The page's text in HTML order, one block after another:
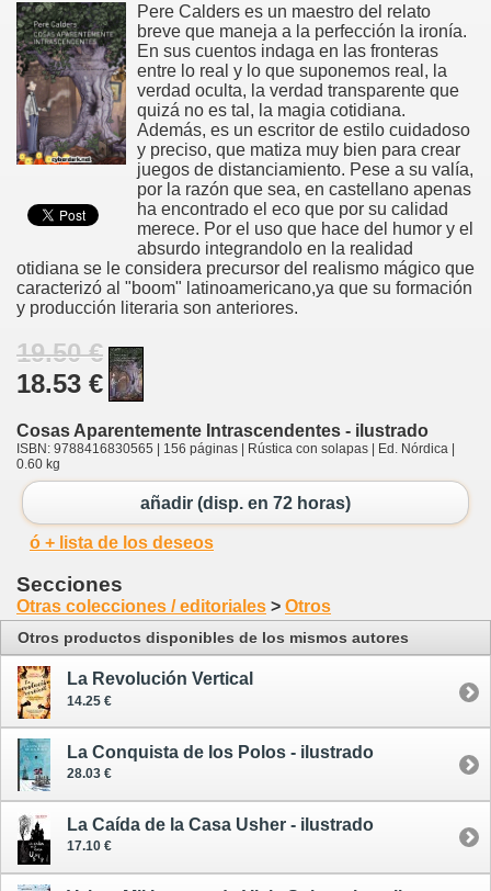
Pere Calders es un maestro del relato
breve que maneja a la perfección la ironía.
En sus cuentos indaga en las fronteras
entre lo real y lo que suponemos real, la
verdad oculta, la verdad transparente que
quizá no es tal, la magia cotidiana.
Además, es un escritor de estilo cuidadoso
y preciso, que matiza muy bien para crear
juegos de distanciamiento. Pese a su valía,
por la razón que sea, en castellano apenas
ha encontrado el eco que por su calidad
merece. Por el uso que hace del humor y el
absurdo integrandolo en la realidad
otidiana se le considera precursor del realismo mágico que
caracterizó al "boom" latinoamericano,ya que su formación
y producción literaria son anteriores.
19.50 €
18.53 €
Cosas Aparentemente Intrascendentes - ilustrado
ISBN: 9788416830565 | 156 páginas | Rústica con solapas | Ed. Nórdica |
0.60 kg
añadir (disp. en 72 horas)
ó + lista de los deseos
Secciones
Otras colecciones / editoriales > Otros
Otros productos disponibles de los mismos autores
La Revolución Vertical
14.25 €
La Conquista de los Polos - ilustrado
28.03 €
La Caída de la Casa Usher - ilustrado
17.10 €